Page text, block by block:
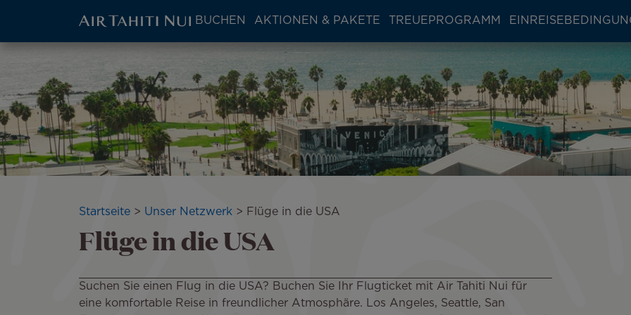
wechseln
Main
BUCHEN AKTIONEN & PAKETE TREUEPROGRAMM
Pfadnavigation
Startseite Unser Netzwerk Flüge in die USA
Flüge in die USA
Suchen Sie einen Flug in die USA? Buchen Sie Ihr Flugticket mit Air Tahiti Nui für
eine komfortable Reise in freundlicher Atmosphäre. Los Angeles, Seattle, San